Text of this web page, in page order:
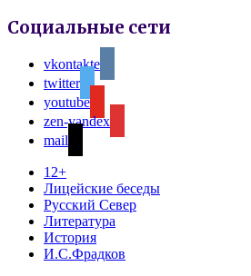
Социальные сети
vkontakte
twitter
youtube
zen-yandex
mail
12+
Лицейские беседы
Русский Север
Литература
История
И.С.Фрадков